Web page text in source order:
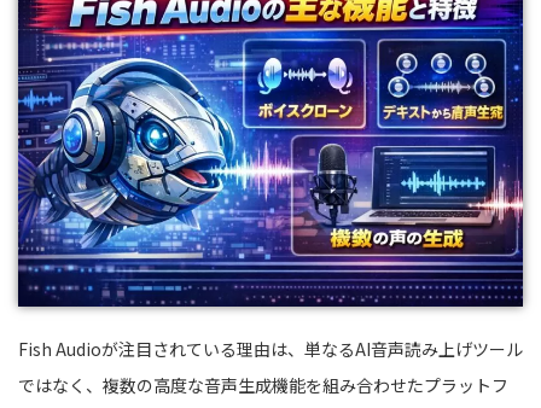
Fish Audioが注目されている理由は、単なるAI音声読み上げツール
ではなく、複数の高度な音声生成機能を組み合わせたプラットフ